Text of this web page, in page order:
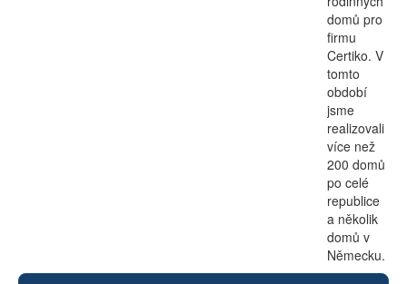
domů pro
firmu
Certiko. V
tomto
období
jsme
realizovali
více než
200 domů
po celé
republice
a několik
domů v
Německu.